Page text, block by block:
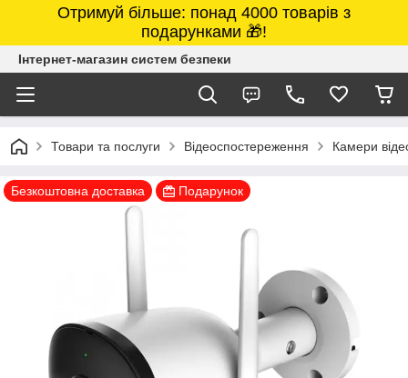
Отримуй більше: понад 4000 товарів з
подарунками 🎁!
Інтернет-магазин систем безпеки
Товари та послуги Відеоспостереження Камери
Безкоштовна доставка Подарунок